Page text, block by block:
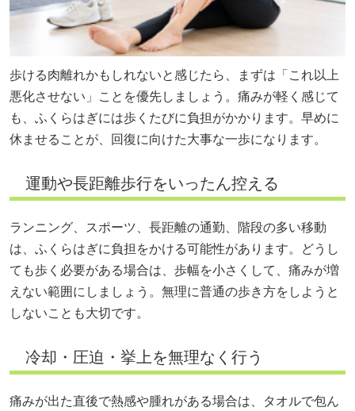
歩ける肉離れかもしれないと感じたら、まずは「これ以上
悪化させない」ことを優先しましょう。痛みが軽く感じて
も、ふくらはぎには歩くたびに負担がかかります。早めに
休ませることが、回復に向けた大事な一歩になります。
運動や長距離歩行をいったん控える
ランニング、スポーツ、長距離の通勤、階段の多い移動
は、ふくらはぎに負担をかける可能性があります。どうし
ても歩く必要がある場合は、歩幅を小さくして、痛みが増
えない範囲にしましょう。無理に普通の歩き方をしようと
しないことも大切です。
冷却・圧迫・挙上を無理なく行う
痛みが出た直後で熱感や腫れがある場合は、タオルで包ん